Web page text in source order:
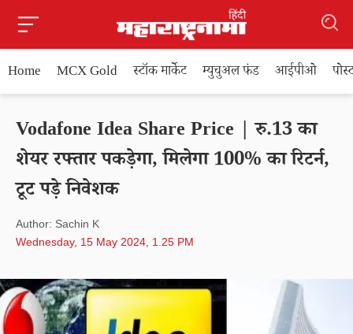
Home MCX Gold स्टॉक मार्केट म्युचुअल फंड आईपीओ
Vodafone Idea Share Price | रु.13 का
शेयर रफ्तार पकड़ेगा, मिलेगा 100% का रिटर्न,
टूट पड़े निवेशक
Author: Sachin K
Wednesday, 15 May 2024, 1.25 PM